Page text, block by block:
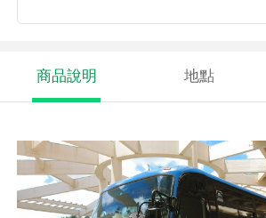
商品說明 地點